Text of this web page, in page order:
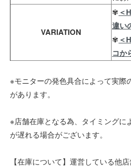
VARIATION
✾＜
違い
✾＜
コか
※モニターの発色具合によって実際
があります。
※店舗在庫となる為、タイミングに
が遅れる場合がございます。
【在庫について】運営している他